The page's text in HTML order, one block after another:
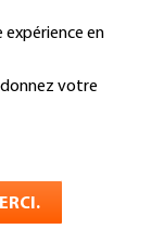
expérience en
donnez votre
Recherche